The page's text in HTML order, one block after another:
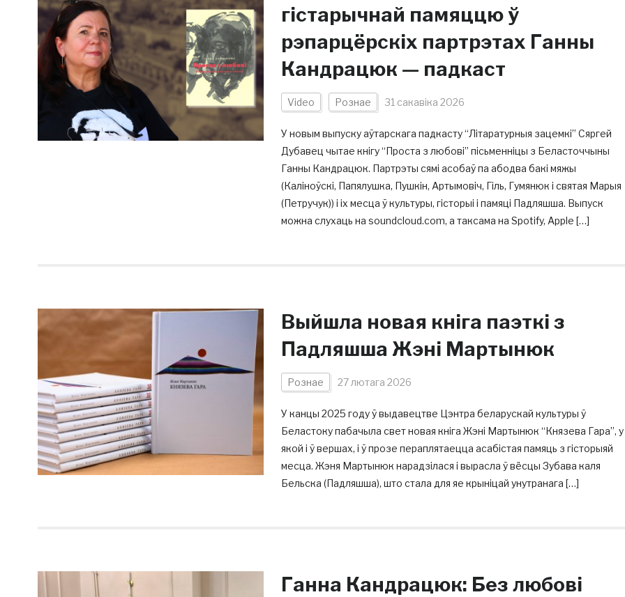
гістарычнай памяццю ў
рэпарцёрскіх партрэтах Ганны
Кандрацюк — падкаст
Video Рознае 31 сакавіка 2026
У новым выпуску аўтарскага падкасту “Літаратурныя зацемкі” Сяргей
Дубавец чытае кнігу “Проста з любові” пісьменніцы з Беласточчыны
Ганны Кандрацюк. Партрэты сямі асобаў па абодва бакі мяжы
(Каліноўскі, Папялушка, Пушкін, Артымовіч, Гіль, Гумянюк і святая Марыя
(Петручук)) і іх месца ў культуры, гісторыі і памяці Падляшша. Выпуск
можна слухаць на soundcloud.com, а таксама на Spotify, Apple […]
Выйшла новая кніга паэткі з
Падляшша Жэні Мартынюк
Рознае 27 лютага 2026
У канцы 2025 году ў выдавецтве Цэнтра беларускай культуры ў
Беластоку пабачыла свет новая кніга Жэні Мартынюк “Князева Гара”, у
якой і ў вершах, і ў прозе пераплятаецца асабістая памяць з гісторыяй
месца. Жэня Мартынюк нарадзілася і вырасла ў вёсцы Зубава каля
Бельска (Падляшша), што стала для яе крыніцай унутранага […]
Ганна Кандрацюк: Без любові